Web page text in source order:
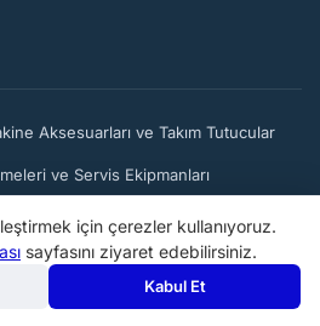
Aksesuarları ve Takım Tutucular
ve Servis Ekipmanları
Kahve Makineleri Fırınlar
için çerezler kullanıyoruz.
sayfasını ziyaret edebilirsiniz.
Kabul Et